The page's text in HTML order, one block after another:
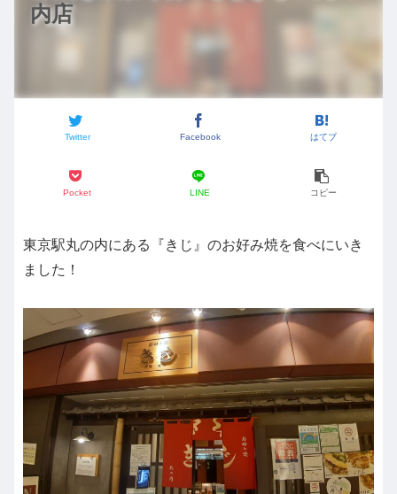
内店
Twitter Facebook はてブ
Pocket LINE コピー
東京駅丸の内にある『きじ』のお好み焼を食べにいき
ました！